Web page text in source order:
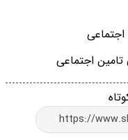
اجتماعی